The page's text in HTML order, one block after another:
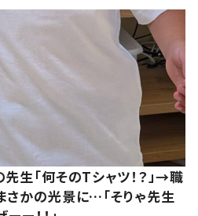
生「何そのTシャツ！？」→職
かの光景に…「そりゃ先生